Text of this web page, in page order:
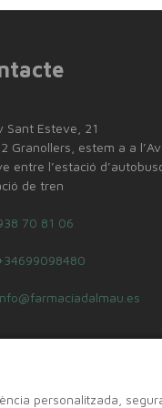
Sant Esteve, 21
Granollers, estem a a
entre l’estació
de tren
70 81 06
personalitzada,